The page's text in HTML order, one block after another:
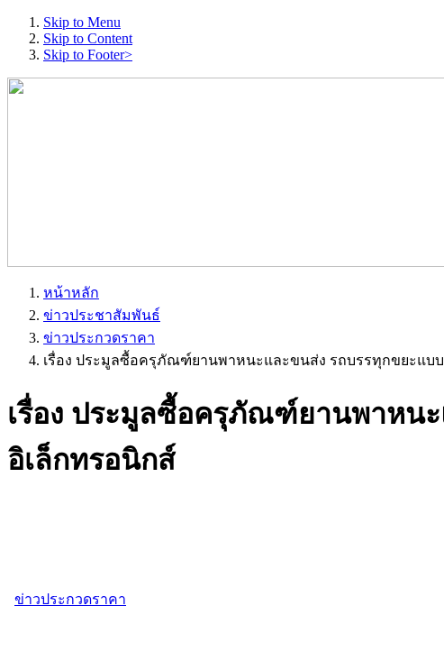
Skip to Menu
Skip to Content
Skip to Footer>
หน้าหลัก
ข่าวประชาสัมพันธ์
ข่าวประกวดราคา
เรื่อง ประมูลซื้อครุภัณฑ์ยานพาหนะและขนส่ง รถบรรทุกขยะแบ
เรื่อง ประมูลซื้อครุภัณฑ์ยานพาหน
อิเล็กทรอนิกส์
ข่าวประกวดราคา